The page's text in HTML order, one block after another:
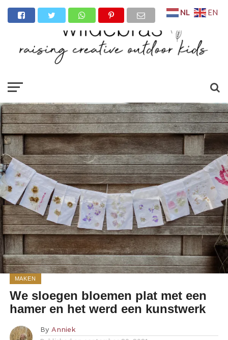
MAKEN
We sloegen bloemen plat met een
hamer en het werd een kunstwerk
By Anniek
NL EN